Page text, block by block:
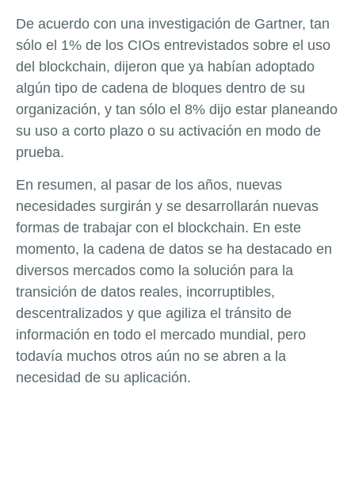
De acuerdo con una investigación de Gartner, tan
sólo el 1% de los CIOs entrevistados sobre el uso
del blockchain, dijeron que ya habían adoptado
algún tipo de cadena de bloques dentro de su
organización, y tan sólo el 8% dijo estar planeando
su uso a corto plazo o su activación en modo de
prueba.
En resumen, al pasar de los años, nuevas
necesidades surgirán y se desarrollarán nuevas
formas de trabajar con el blockchain. En este
momento, la cadena de datos se ha destacado en
diversos mercados como la solución para la
transición de datos reales, incorruptibles,
descentralizados y que agiliza el tránsito de
información en todo el mercado mundial, pero
todavía muchos otros aún no se abren a la
necesidad de su aplicación.